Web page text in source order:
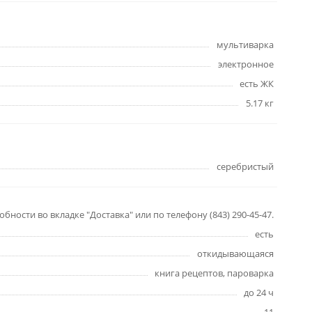
мультиварка
электронное
есть ЖК
5.17 кг
серебристый
во вкладке "Доставка" или по телефону (843) 290-45-47.
есть
откидывающаяся
книга рецептов, пароварка
до 24 ч